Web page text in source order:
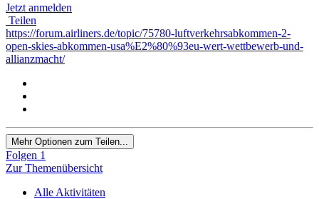
Jetzt anmelden
Teilen
https://forum.airliners.de/topic/75780-luftverkehrsabkommen-2-
open-skies-abkommen-usa%E2%80%93eu-wert-wettbewerb-und-
allianzmacht/
Mehr Optionen zum Teilen...
Folgen 1
Zur Themenübersicht
Alle Aktivitäten